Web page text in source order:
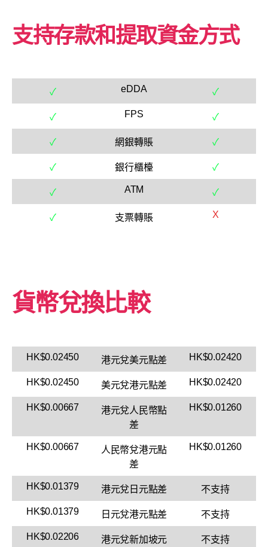
支持存款和提取資金方式
✓ eDDA ✓
✓ FPS ✓
✓ 網銀轉賬 ✓
✓ 銀行櫃檯 ✓
✓ ATM ✓
✓ 支票轉賬 X
貨幣兌換比較
HK$0.02450 港元兌美元點差 HK$0.02420
HK$0.02450 美元兌港元點差 HK$0.02420
HK$0.00667
港元兌人民幣點
差
HK$0.01260
HK$0.00667
人民幣兌港元點
差
HK$0.01260
HK$0.01379 港元兌日元點差 不支持
HK$0.01379 日元兌港元點差 不支持
HK$0.02206
港元兌新加坡元
不支持